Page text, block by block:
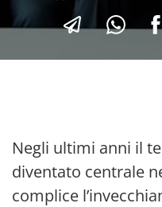
Negli ultimi anni il
diventato centrale
complice